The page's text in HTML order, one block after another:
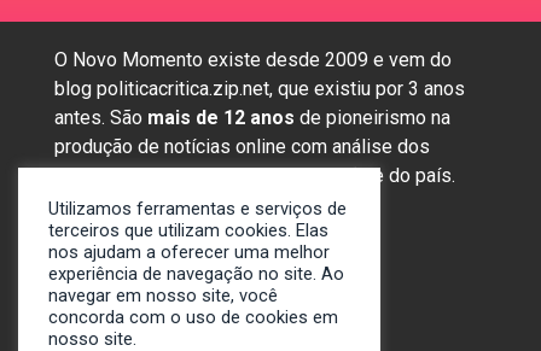
O Novo Momento existe desde 2009 e vem do
blog politicacritica.zip.net, que existiu por 3 anos
antes. São mais de 12 anos de pioneirismo na
produção de notícias online com análise dos
assuntos mais importantes da região e do país.
Sobre nós
Anunciar
Contato
Utilizamos ferramentas e serviços de
terceiros que utilizam cookies. Elas
nos ajudam a oferecer uma melhor
experiência de navegação no site. Ao
navegar em nosso site, você
concorda com o uso de cookies em
nosso site.